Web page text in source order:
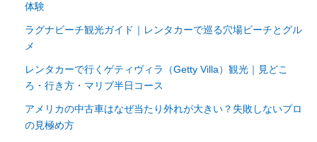
体験
ラグナビーチ観光ガイド｜レンタカーで巡る穴場ビーチとグル
メ
レンタカーで行くゲティヴィラ（Getty Villa）観光｜見どこ
ろ・行き方・マリブ半日コース
アメリカの中古車はなぜ当たり外れが大きい？失敗しないプロ
の見極め方